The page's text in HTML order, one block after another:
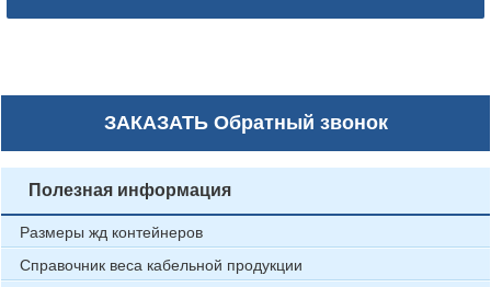
ЗАКАЗАТЬОбратный звонок
Полезная информация
Размеры жд контейнеров
Справочник веса кабельной продукции